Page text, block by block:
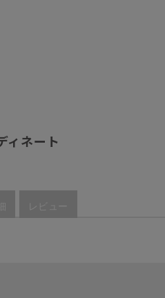
ィネート
レビュー